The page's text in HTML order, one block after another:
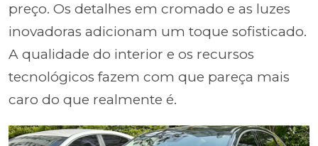
preço. Os detalhes em cromado e as luzes
inovadoras adicionam um toque sofisticado.
A qualidade do interior e os recursos
tecnológicos fazem com que pareça mais
caro do que realmente é.